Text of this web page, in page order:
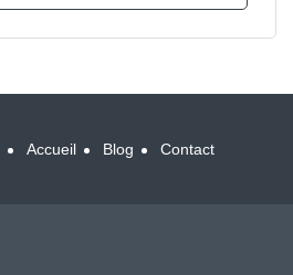
Accueil Blog Contact